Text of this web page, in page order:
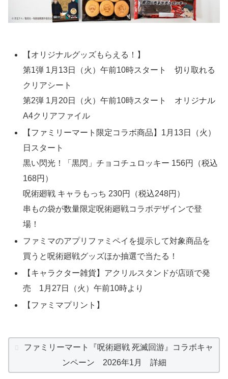
【オリジナルグッズもらえる！】
第1弾 1月13日（火）午前10時スタート 切り取れる
クリアシート
第2弾 1月20日（火）午前10時スタート オリジナル
A4クリアファイル
【ファミリーマート限定コラボ商品】1月13日（火）
日スタート
黒い閃光！「黒閃」チョコチュロッキー 156円（税込
168円）
呪術廻戦 キャラもっち 230円（税込248円）
串もの袋が数量限定呪術廻戦コラボデザインで登
場！
ファミマのアプリファミペイを提示して対象商品を
買うと呪術廻戦グッズほか抽選で当たる！
【キャラクター雑貨】アクリルスタンドが店頭で発
売 1月27日（火）午前10時より
【ファミマプリント】
ファミリーマート『呪術廻戦 死滅回游』コラボキャ
ンペーン 2026年1月 詳細